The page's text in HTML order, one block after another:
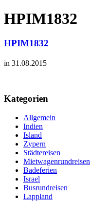
HPIM1832
HPIM1832
in 31.08.2015
Kategorien
Allgemein
Indien
Island
Zypern
Städtereisen
Mietwagenrundreisen
Badeferien
Israel
Busrundreisen
Lappland